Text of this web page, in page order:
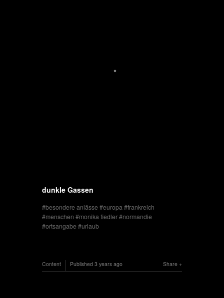
dunkle Gassen
besondere anlässe europa
frankreich
menschen
monika fiedler
normandie
ortsangabe urlaub
Share
Content Published 3 years ago